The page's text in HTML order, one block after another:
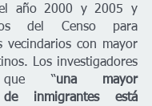
año 2000 y 2005 y
del Censo para
vecindarios con mayor
Los investigadores
que “una mayor
de inmigrantes está